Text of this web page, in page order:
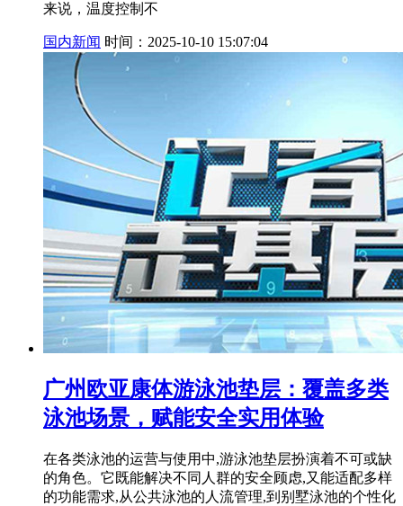
来说，温度控制不
国内新闻 时间：2025-10-10 15:07:04
广州欧亚康体游泳池垫层：覆盖多类
泳池场景，赋能安全实用体验
在各类泳池的运营与使用中,游泳池垫层扮演着不可或缺
的角色。它既能解决不同人群的安全顾虑,又能适配多样
的功能需求,从公共泳池的人流管理,到别墅泳池的个性化